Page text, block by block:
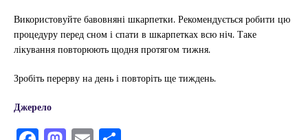
Використовуйте бавовняні шкарпетки. Рекомендується робити цю
процедуру перед сном і спати в шкарпетках всю ніч. Таке
лікування повторюють щодня протягом тижня.
Зробіть перерву на день і повторіть ще тиждень.
Джерело